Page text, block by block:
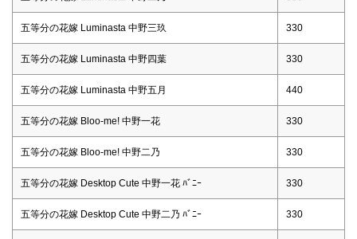
五等分の花嫁 Luminasta 中野三玖 330
五等分の花嫁 Luminasta 中野四葉 330
五等分の花嫁 Luminasta 中野五月 440
五等分の花嫁 Bloo-me! 中野一花 330
五等分の花嫁 Bloo-me! 中野二乃 330
五等分の花嫁 Desktop Cute 中野一花 ﾊﾞﾆｰ 330
五等分の花嫁 Desktop Cute 中野二乃 ﾊﾞﾆｰ 330